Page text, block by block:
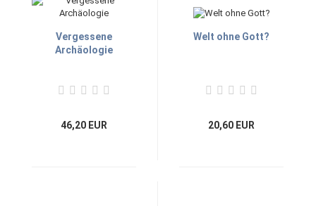
Vergessene
Archäologie
46,20 EUR
Welt ohne Gott?
20,60 EUR